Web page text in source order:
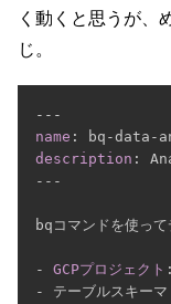
く動くと思うが、
じ。
---
name : bq -data -
description :
---
bqコマンドを使っ
- GCPプロジェクト :
-
テーブルスキーマ